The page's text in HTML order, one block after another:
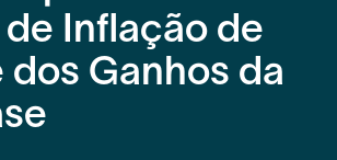
Inflação de
dos Ganhos da